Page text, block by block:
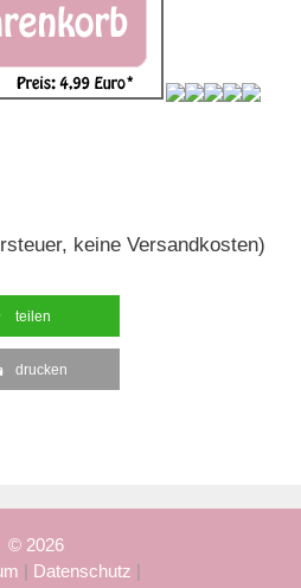
keine Versandkosten)
teilen
drucken
© 2026
| Datenschutz |